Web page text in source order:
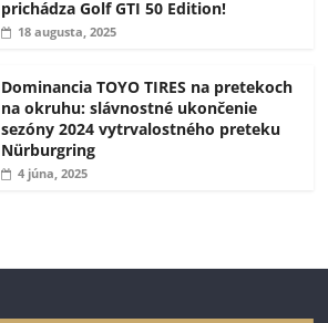
prichádza Golf GTI 50 Edition!
18 augusta, 2025
Dominancia TOYO TIRES na pretekoch
na okruhu: slávnostné ukončenie
sezóny 2024 vytrvalostného preteku
Nürburgring
4 júna, 2025